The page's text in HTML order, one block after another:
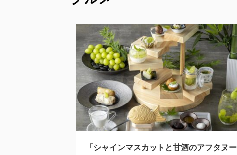
「シャインマスカットと甘酒のアフタヌー